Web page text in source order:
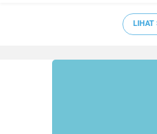
LIHAT